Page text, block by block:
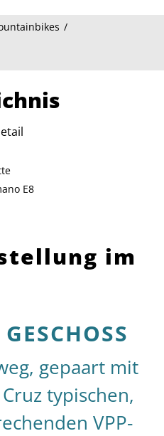
E8
im
gepaart mit
typischen,
VPP-